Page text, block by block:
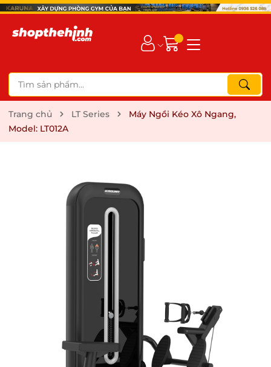
Trang chủ LT Series
Máy Ngồi Kéo Xô Ngang,
Model: LT012A